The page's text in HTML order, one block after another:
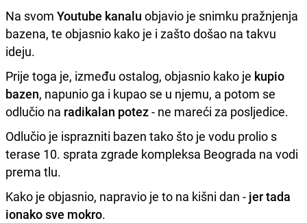
Na svom Youtube kanalu objavio je snimku pražnjenja
bazena, te objasnio kako je i zašto došao na takvu
ideju.
Prije toga je, između ostalog, objasnio kako je kupio
bazen, napunio ga i kupao se u njemu, a potom se
odlučio na radikalan potez- ne mareći za posljedice.
Odlučio je isprazniti bazen tako što je vodu prolio s
terase 10. sprata zgrade kompleksa Beograda na vodi
prema tlu.
Kako je objasnio, napravio je to na kišni dan - jer tada
ionako sve mokro.